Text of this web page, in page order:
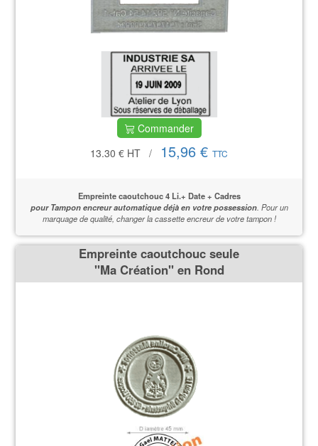
Commander
13.30 € HT / 15,96 € TTC
Empreinte caoutchouc 4 Li.+ Date + Cadres
pour Tampon encreur automatique déjà en votre possession. Pour un
marquage de qualité, changer la cassette encreur de votre tampon !
Empreinte caoutchouc seule
''Ma Création'' en Rond